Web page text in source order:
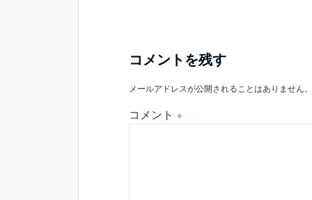
コメントを残す
メールアドレスが公開されることはありません。
コメント ※